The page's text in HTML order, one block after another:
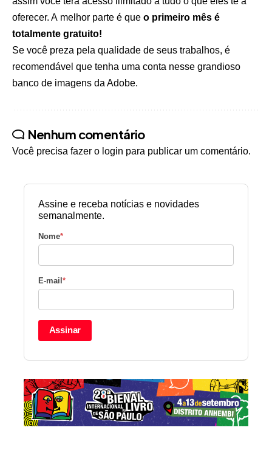
oferecer. A melhor parte é que o primeiro mês é
totalmente gratuito!
Se você preza pela qualidade de seus trabalhos, é
recomendável que tenha uma conta nesse grandioso
banco de imagens da Adobe.
Nenhum comentário
Você precisa fazer o login para publicar um comentário.
Assine e receba notícias e novidades
semanalmente.
Nome*
E-mail *
Assinar